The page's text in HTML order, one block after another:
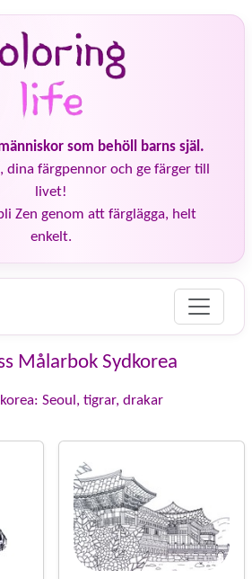
som behöll barns själ.
färgpennor och ge färger till
livet!
Zen genom att färglägga, helt
enkelt.
Målarbok Sydkorea
Seoul, tigrar, drakar